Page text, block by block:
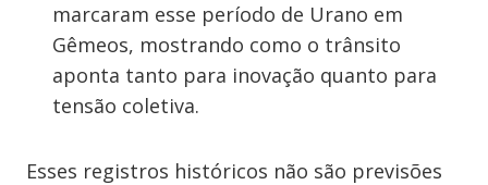
marcaram esse período de Urano em
Gêmeos, mostrando como o trânsito
aponta tanto para inovação quanto para
tensão coletiva.
Esses registros históricos não são previsões